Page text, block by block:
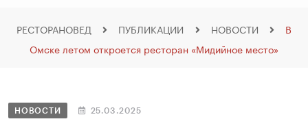
РЕСТОРАНОВЕД ПУБЛИКАЦИИ НОВОСТИ
В
Омске летом откроется ресторан «Мидийное место»
НОВОСТИ 25.03.2025